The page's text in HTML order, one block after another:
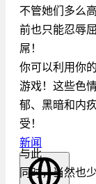
新闻
不管她们多么
前也只能忍辱
屌！
你可以利用你
游戏！这些色
郁、黑暗和内
受！
与此
同时，当然也